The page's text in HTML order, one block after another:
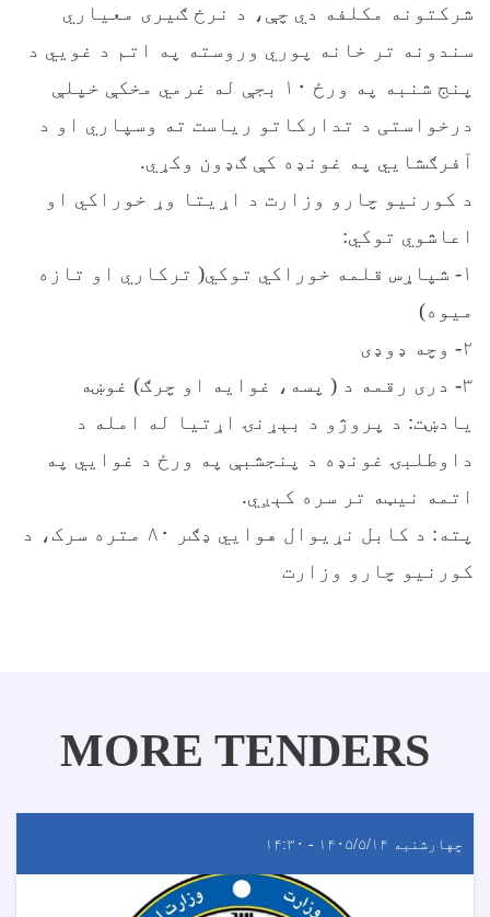
شرکتونه مکلفه دي چې، د نرخ ګیری معیاري
سندونه تر خانه پوري وروسته په اتم د غويي د
پنج شنبه په ورځ ۱۰ بجې له غرمي مخکې خپلې
درخواستی د تدارکاتو ریاست ته وسپاري او د
آفرګشایي په غونډه کې ګډون وکړي.
د کورنیو چارو وزارت د اړیتا وړ خوراکي او
اعاشوي توکي:
۱- شپاړس قلمه خوراکي توکي( ترکاري او تازه
میوه)
۲- وچه ډوډی
۳- دری رقمه د ( پسه، غوایه او چرګ) غوښه
یادښت: د پروژو د بېړنۍ اړتیا له امله د
داوطلبۍ غونډه د پنجشبې په ورځ د غوايي په
اتمه نيټه تر سره کېږي.
پته: د کابل نړیوال هوایي ډګر ۸۰ متره سرک، د
کورنیو چارو وزارت
MORE TENDERS
چهارشنبه ۱۴۰۵/۵/۱۴ - ۱۴:۳۰